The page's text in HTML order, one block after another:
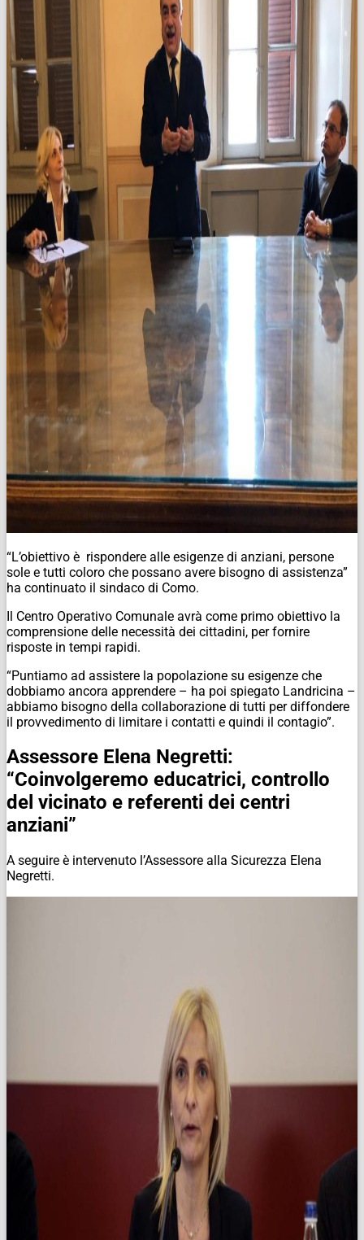
“L’obiettivo è rispondere alle esigenze di anziani, persone
sole e tutti coloro che possano avere bisogno di assistenza”
ha continuato il sindaco di Como.
Il Centro Operativo Comunale avrà come primo obiettivo la
comprensione delle necessità dei cittadini, per fornire
risposte in tempi rapidi.
“Puntiamo ad assistere la popolazione su esigenze che
dobbiamo ancora apprendere – ha poi spiegato Landricina –
abbiamo bisogno della collaborazione di tutti per diffondere
il provvedimento di limitare i contatti e quindi il contagio”.
Assessore Elena Negretti:
“Coinvolgeremo educatrici, controllo
del vicinato e referenti dei centri
anziani”
A seguire è intervenuto l’Assessore alla Sicurezza Elena
Negretti.